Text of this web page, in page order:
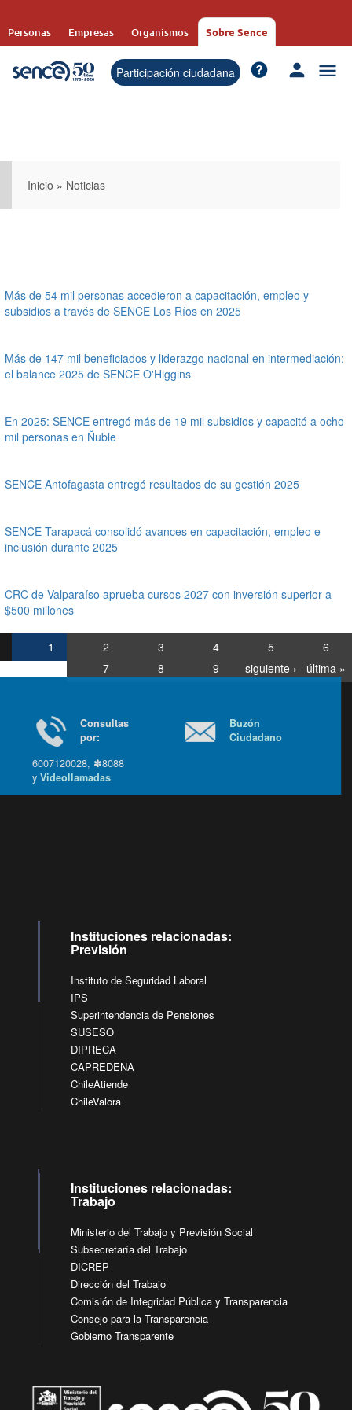
contenido
Personas Empresas Organismos Sobre Sence
Participación ciudadana
Inicio » Noticias
Más de 54 mil personas accedieron a capacitación, empleo y
subsidios a través de SENCE Los Ríos en 2025
Más de 147 mil beneficiados y liderazgo nacional en intermediación:
el balance 2025 de SENCE O'Higgins
En 2025: SENCE entregó más de 19 mil subsidios y capacitó a ocho
mil personas en Ñuble
SENCE Antofagasta entregó resultados de su gestión 2025
SENCE Tarapacá consolidó avances en capacitación, empleo e
inclusión durante 2025
CRC de Valparaíso aprueba cursos 2027 con inversión superior a
$500 millones
1 2 3 4 5
6
7
8 9 siguiente › última »
Consultas
por:
6007120028, ✽8088
yVideollamadas
Buzón
Ciudadano
Instituciones relacionadas:
Previsión
Instituto de Seguridad Laboral
IPS
Superintendencia de Pensiones
SUSESO
DIPRECA
CAPREDENA
ChileAtiende
ChileValora
Instituciones relacionadas:
Trabajo
Ministerio del Trabajo y Previsión Social
Subsecretaría del Trabajo
DICREP
Dirección del Trabajo
Comisión de Integridad Pública y Transparencia
Consejo para la Transparencia
Gobierno Transparente